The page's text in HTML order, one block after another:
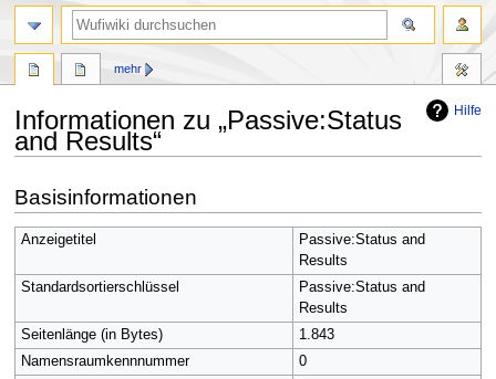
Hilfe
Informationen zu „Passive:Status
and Results“
Navigation
springen
Suche
springen
Basisinformationen
Anzeigetitel
Passive:Status and
Results
Standardsortierschlüssel
Passive:Status and
Results
Seitenlänge (in Bytes)
1.843
Namensraumkennnummer
0
mehr
Suche